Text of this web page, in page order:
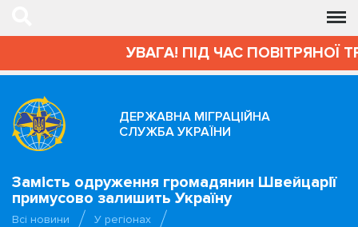
УВАГА! ПІД ЧАС ПОВІТРЯНОЇ
ДЕРЖАВНА МІГРАЦІЙНА
СЛУЖБА УКРАЇНИ
Замість одруження громадянин Швейцарії
примусово залишить Україну
Всі новини
У регіонах